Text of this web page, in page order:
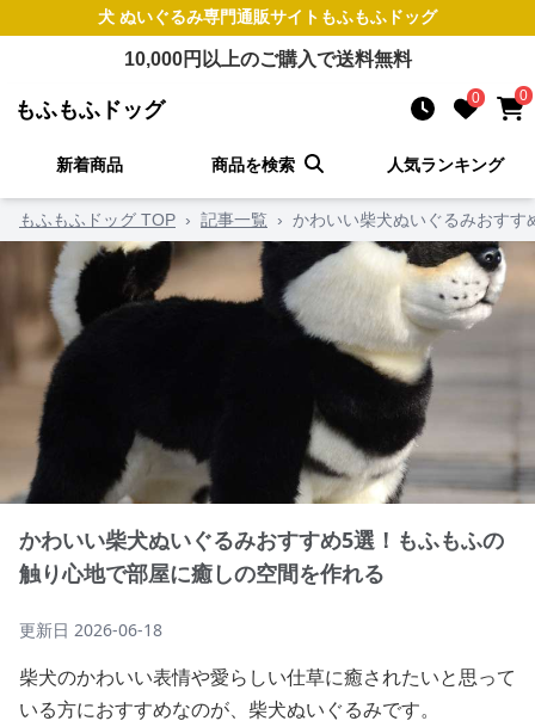
犬 ぬいぐるみ専門通販サイト もふもふドッグ
10,000円以上のご購入で送料無料
もふもふドッグ 0 0
新着商品 商品を検索 人気ランキング
もふもふドッグ TOP › 記事一覧 › かわいい柴犬ぬいぐるみおす
かわいい柴犬ぬいぐるみおすすめ5選！もふもふの
触り心地で部屋に癒しの空間を作れる
更新日 2026-06-18
柴犬のかわいい表情や愛らしい仕草に癒されたいと思って
いる方におすすめなのが、柴犬ぬいぐるみです。